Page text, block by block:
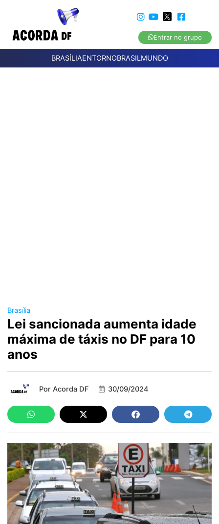
Entrar no grupo
BRASÍLIAENTORNOBRASILMUNDO
Brasília
Lei sancionada aumenta idade
máxima de táxis no DF para 10
anos
Por Acorda DF 30/09/2024